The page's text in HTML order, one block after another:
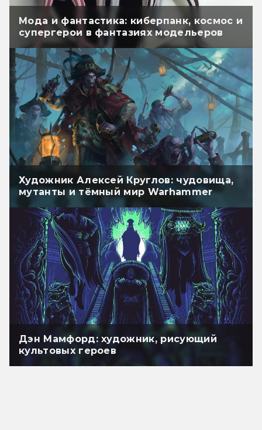
Мода и фантастика: киберпанк, космос и
супергерои в фантазиях модельеров
Художник Алексей Круглов: чудовища,
мутанты и тёмный мир Warhammer
Дэн Мамфорд: художник, рисующий
культовых героев